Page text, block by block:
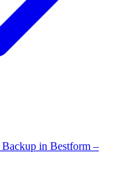
Backup in Bestform –